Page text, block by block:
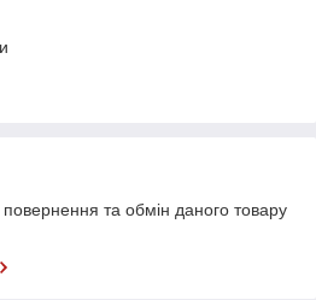
та обмін даного товару